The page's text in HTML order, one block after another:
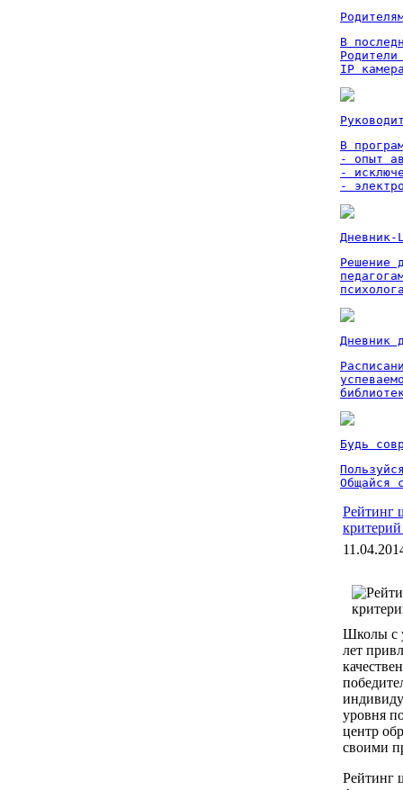
В
IP
В
- опыт
-
-
Дневник-
Решение
Дневник
Будь
Общайся
Рейтинг
критерий
Школы с
лет
уровня
центр
своими
Рейтинг